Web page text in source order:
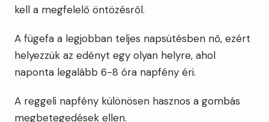
kell a megfelelő öntözésről.
A fügefa a legjobban teljes napsütésben nő, ezért
helyezzük az edényt egy olyan helyre, ahol
naponta legalább 6-8 óra napfény éri.
A reggeli napfény különösen hasznos a gombás
megbetegedések ellen.